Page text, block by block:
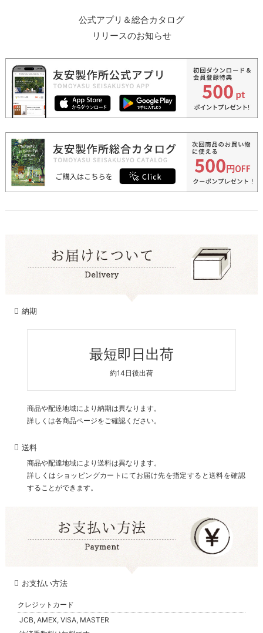
公式アプリ＆総合カタログ
リリースのお知らせ
納期
最短即日出荷
約14日後出荷
商品や配達地域により納期は異なります。
詳しくは各商品ページをご確認ください。
送料
商品や配達地域により送料は異なります。
詳しくはショッピングカートにてお届け先を指定すると送料を確認
することができます。
お支払い方法
クレジットカード
JCB, AMEX, VISA, MASTER